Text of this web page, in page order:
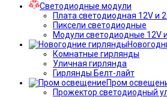
Светодиодные модули
Плата светодиодная 12V и
Пиксели светодиодные
Модули светодиодные 12V
Комнатные гирлянды
Уличная гирлянда
Гирлянды Белт-лайт
Пром
Прожектор светодиодный